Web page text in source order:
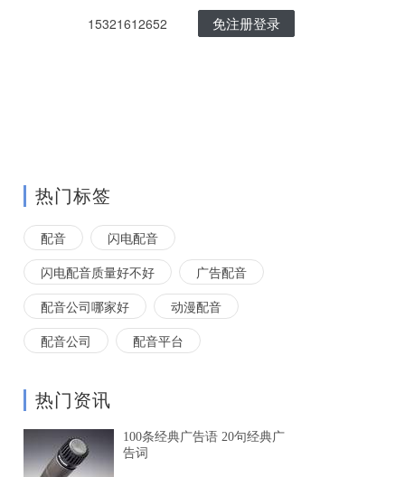
15321612652 免注册登录
热门标签
配音
闪电配音
闪电配音质量好不好
广告配音
配音公司哪家好
动漫配音
配音公司
配音平台
热门资讯
100条经典广告语 20句经典广
告词